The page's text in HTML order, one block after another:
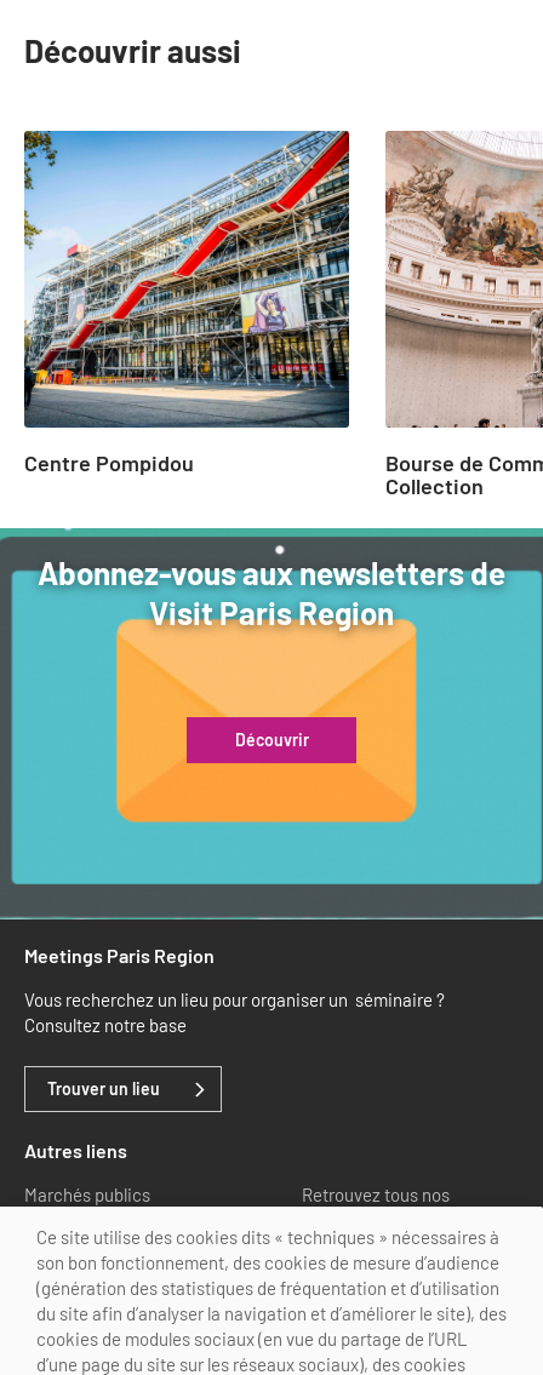
Découvrir aussi
slide
1
to
2
of
25
Centre Pompidou
Bourse de
Collection
Abonnez-vous aux newsletters de
Visit Paris Region
Découvrir
Meetings Paris Region
Vous recherchez un lieu pour organiser un séminaire ?
Consultez notre base
Trouver un lieu
Autres liens
Marchés publics
Retrouvez tous nos
Nous suivre
Ce site utilise des cookies dits « techniques » nécessaires à
son bon fonctionnement, des cookies de mesure d’audience
(génération des statistiques de fréquentation et d’utilisation
du site afin d’analyser la navigation et d’améliorer le site), des
cookies de modules sociaux (en vue du partage de l’URL
d’une page du site sur les réseaux sociaux), des cookies